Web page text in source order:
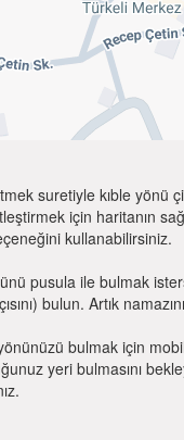
suretiyle kıble yönü
için haritanın
kullanabilirsiniz.
pusula ile bulmak
bulun. Artık
bulmak için
yeri bulmasını